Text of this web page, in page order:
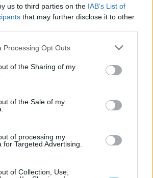
us to third parties on the IAB’s List of
that may further disclose it to other
Processing Opt Outs
of the Sharing of my
of the Sale of my
of processing my
for Targeted Advertising.
of Collection, Use,
do Caminho de Santiago com novo
para peregrinos
de Santiago em Borba passou a dispor